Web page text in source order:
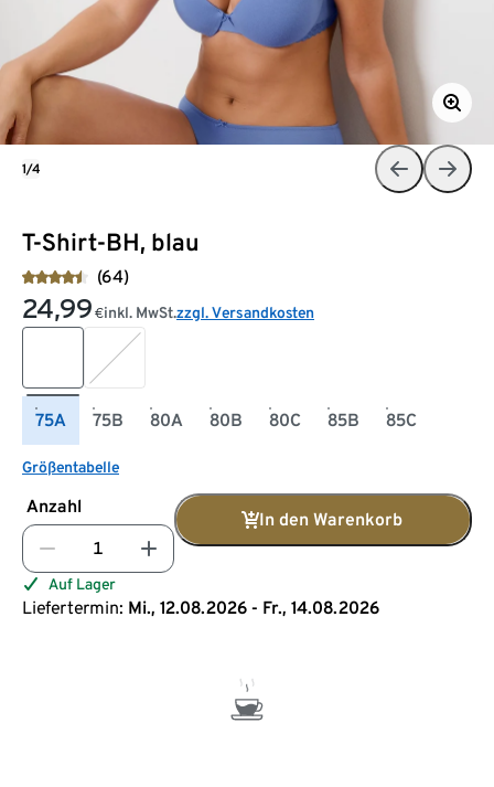
T-Shirt-BH, blau
(64)
24,99 €inkl. MwSt.zzgl. Versandkosten
75A 75B 80A 80B 80C 85B 85C
Größentabelle
Anzahl
In den Warenkorb
Auf Lager
Liefertermin: Mi., 12.08.2026 - Fr., 14.08.2026
1/4